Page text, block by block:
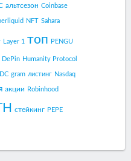
альтсезон Coinbase
NFT Sahara
Layer 1 топ PENGU
DePin Humanity Protocol
gram листинг Nasdaq
акции Robinhood
стейкинг PEPE